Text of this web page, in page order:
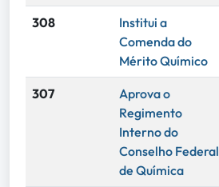
308
Institui a
Comenda do
Mérito Químico
307
Aprova o
Regimento
Interno do
Conselho Federal
de Química